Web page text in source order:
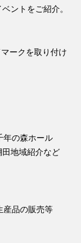
ントをご紹介。
ークを取り付け
の森ホール
田地域紹介など
品の販売等